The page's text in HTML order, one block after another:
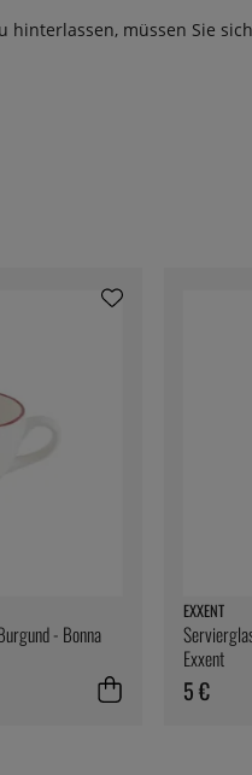
hinterlassen, müssen Sie
- Bonna
EXXENT
Exxent
5 €